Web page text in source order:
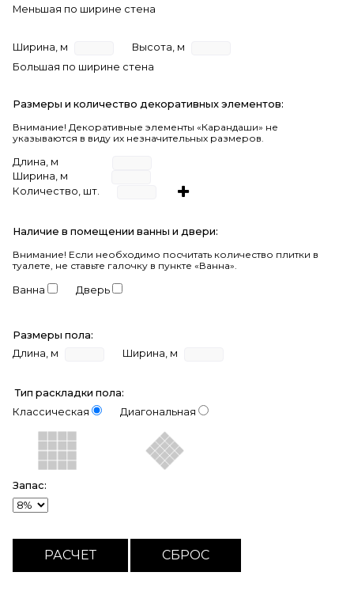
Меньшая по ширине стена
Ширина, м
Высота, м
Большая по ширине стена
Размеры и количество декоративных элементов:
Внимание! Декоративные элементы «Карандаши» не
указываются в виду их незначительных размеров.
Длина, м
Ширина, м
Количество, шт.
Наличие в помещении ванны и двери:
Внимание! Если необходимо посчитать количество плитки в
туалете, не ставьте галочку в пункте «Ванна».
Ванна Дверь
Размеры пола:
Длина, м
Ширина, м
Тип раскладки пола:
Классическая
Диагональная
Запас: